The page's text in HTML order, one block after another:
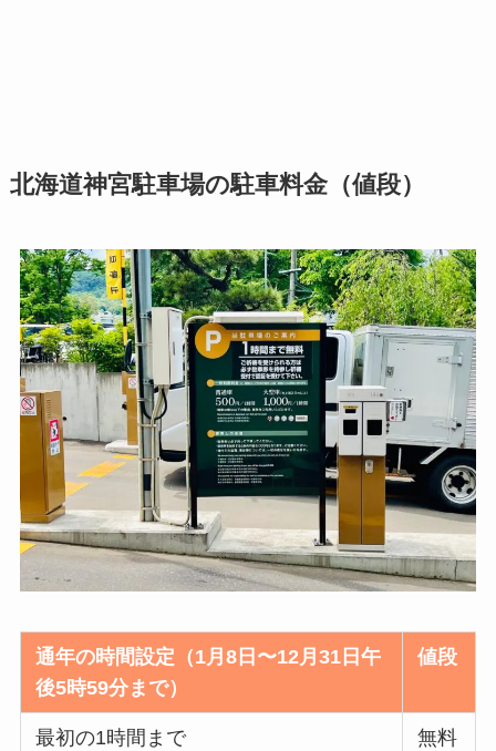
北海道神宮駐車場の駐車料金（値段）
通年の時間設定（1月8日〜12月31日午
後5時59分まで）
値段
最初の1時間まで 無料